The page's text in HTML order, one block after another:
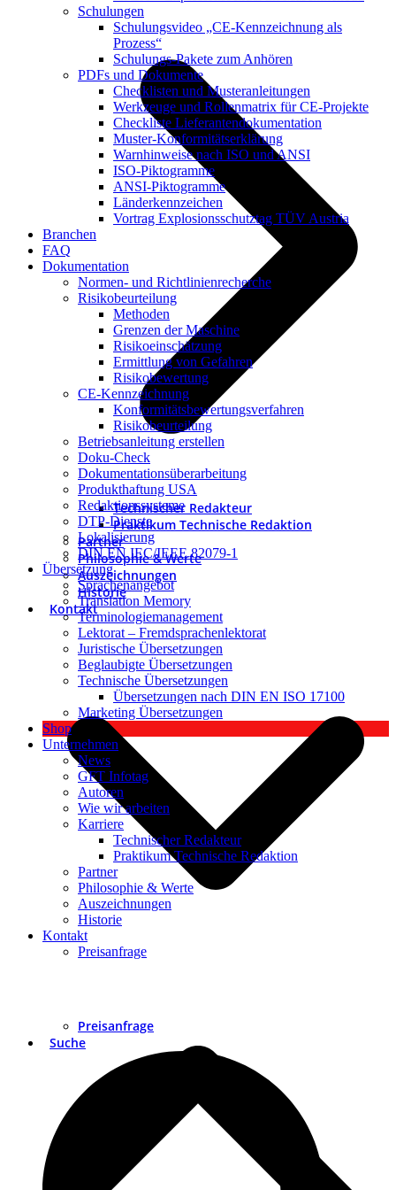
Technischer Redakteur
Praktikum Technische Redaktion
Partner
Philosophie & Werte
Auszeichnungen
Historie
Kontakt
Preisanfrage
Suche
Schulungen
Schulungsvideo „CE-Kennzeichnung als
Prozess“
Schulungs-Pakete zum Anhören
PDFs und Dokumente
Checklisten und Musteranleitungen
Werkzeuge und Rollenmatrix für CE-Projekte
Checkliste Lieferantendokumentation
Muster-Konformitätserklärung
Warnhinweise nach ISO und ANSI
ISO-Piktogramme
ANSI-Piktogramme
Länderkennzeichen
Vortrag Explosionsschutztag TÜV Austria
Branchen
FAQ
Dokumentation
Normen- und Richtlinienrecherche
Risikobeurteilung
Methoden
Grenzen der Maschine
Risikoeinschätzung
Ermittlung von Gefahren
Risikobewertung
CE-Kennzeichnung
Konformitätsbewertungsverfahren
Risikobeurteilung
Betriebsanleitung erstellen
Doku-Check
Dokumentationsüberarbeitung
Produkthaftung USA
Redaktionssysteme
DTP-Dienste
Lokalisierung
DIN EN IEC/IEEE 82079-1
Übersetzung
Sprachenangebot
Translation Memory
Terminologiemanagement
Lektorat – Fremdsprachenlektorat
Juristische Übersetzungen
Beglaubigte Übersetzungen
Technische Übersetzungen
Übersetzungen nach DIN EN ISO 17100
Marketing Übersetzungen
Shop
Unternehmen
News
GFT Infotag
Autoren
Wie wir arbeiten
Karriere
Technischer Redakteur
Praktikum Technische Redaktion
Partner
Philosophie & Werte
Auszeichnungen
Historie
Kontakt
Preisanfrage